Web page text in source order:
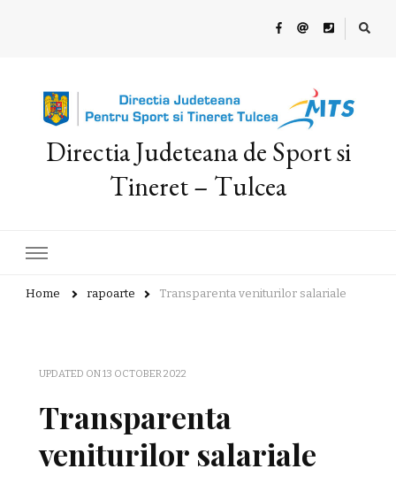
Directia Judeteana de Sport si
Tineret – Tulcea
Home rapoarte Transparenta veniturilor salariale
UPDATED ON13 OCTOBER 2022
Transparenta
veniturilor salariale